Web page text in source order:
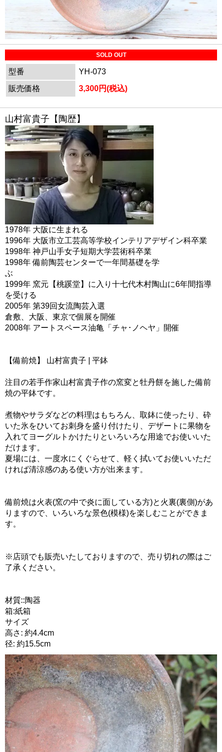
SOLD OUT
型番
YH-073
販売価格
3,300円(税込)
山村富貴子【陶歴】
1978年 大阪に生まれる
1996年 大阪市立工芸高等学校インテリアデザイン科卒業
1998年 神戸山手女子短期大学芸術科卒業
1998年 備前陶芸センターで一年間基礎を学
ぶ
1999年 窯元【桃蹊堂】に入り十七代木村陶山に6年間指導
を受ける
2005年 第39回女流陶芸入選
倉敷、大阪、東京で個展を開催
2008年 アートスペース油亀「チャ･ノヘヤ」開催
【備前焼】 山村富貴子 | 平鉢
注目の若手作家山村富貴子作の窯変と牡丹餅を施した備前
焼の平鉢です。
煮物やサラダなどの料理はもちろん、取鉢に使ったり、砕
いた氷をひいてお刺身を盛り付けたり、デザートに果物を
入れてヨーグルトかけたりといろいろな用途でお使いいた
だけます。
夏場には、一度水にくぐらせて、軽く拭いてお使いいただ
ければ清涼感のある使い方が出来ます。
備前焼は火表(窯の中で炎に面している方)と火裏(裏側)があ
りますので、いろいろな景色(模様)を楽しむことができま
す。
※店頭でも販売いたしておりますので、売り切れの際はご
了承ください。
材質::陶器
箱:紙箱
サイズ
高さ: 約4.4cm
径: 約15.5cm